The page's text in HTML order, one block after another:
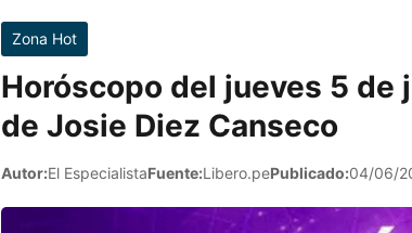
Zona Hot
Horóscopo del jueves 5
de Josie Diez Canseco
Autor:El EspecialistaFuente:Libero.pePublicado:04/06/